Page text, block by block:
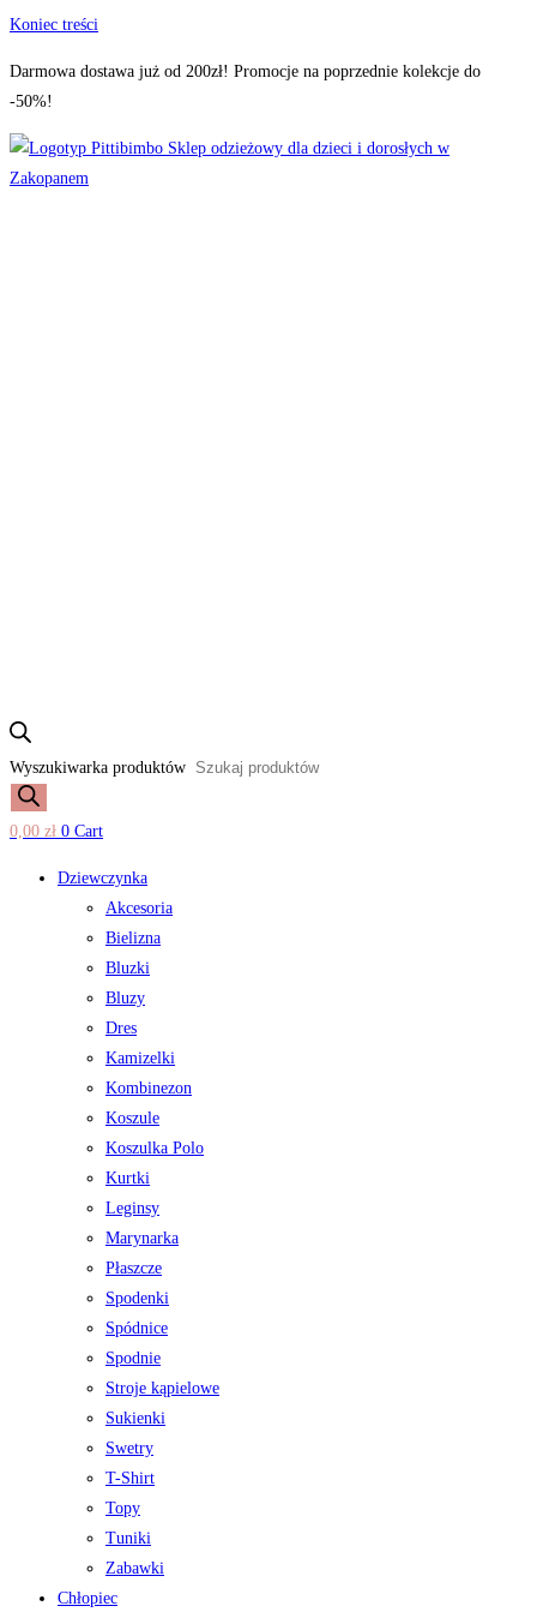
Koniec treści
Darmowa dostawa już od 200zł! Promocje na poprzednie kolekcje do
-50%!
Wyszukiwarka produktów
0,00 zł 0 Cart
Dziewczynka
Akcesoria
Bielizna
Bluzki
Bluzy
Dres
Kamizelki
Kombinezon
Koszule
Koszulka Polo
Kurtki
Leginsy
Marynarka
Płaszcze
Spodenki
Spódnice
Spodnie
Stroje kąpielowe
Sukienki
Swetry
T-Shirt
Topy
Tuniki
Zabawki
Chłopiec